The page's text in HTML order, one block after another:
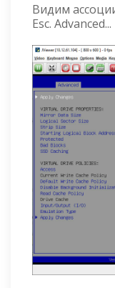
Видим
Esc. Advanced...